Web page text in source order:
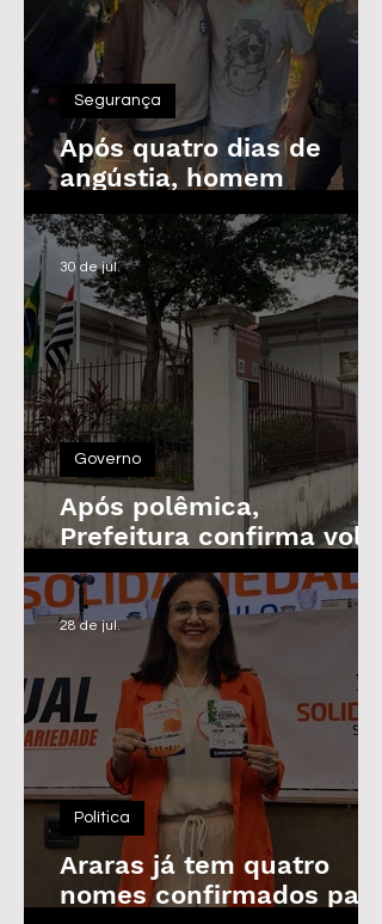
Após quatro dias de
angústia, homem
desaparecido é
encontrado em Araras
Segurança
Após polêmica,
Prefeitura confirma volta
do Prêmio de
Assiduidade
Governo
30 de jul.
Araras já tem quatro
nomes confirmados para
Política
28 de jul.